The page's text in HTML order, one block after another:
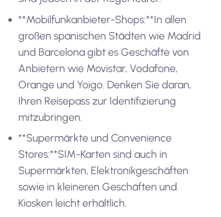
**Mobilfunkanbieter-Shops:**In allen
großen spanischen Städten wie Madrid
und Barcelona gibt es Geschäfte von
Anbietern wie Movistar, Vodafone,
Orange und Yoigo. Denken Sie daran,
Ihren Reisepass zur Identifizierung
mitzubringen.
**Supermärkte und Convenience
Stores:**SIM-Karten sind auch in
Supermärkten, Elektronikgeschäften
sowie in kleineren Geschäften und
Kiosken leicht erhältlich.